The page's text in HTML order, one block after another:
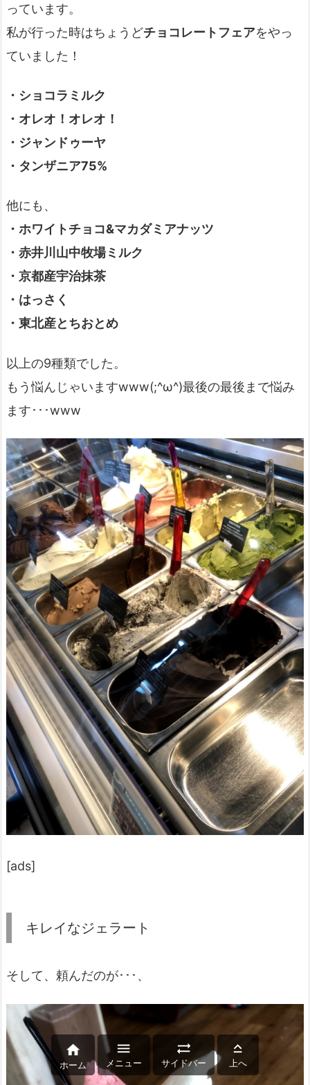
っています。
私が行った時はちょうどチョコレートフェアをやっ
ていました！
・ショコラミルク
・オレオ！オレオ！
・ジャンドゥーヤ
・タンザニア75%
他にも、
・ホワイトチョコ&マカダミアナッツ
・赤井川山中牧場ミルク
・京都産宇治抹茶
・はっさく
・東北産とちおとめ
以上の9種類でした。
もう悩んじゃいますwww(;^ω^)最後の最後まで悩み
ます･･･www
[ads]
キレイなジェラート
そして、頼んだのが･･･、

ホーム

メニュー

サイドバー

上へ